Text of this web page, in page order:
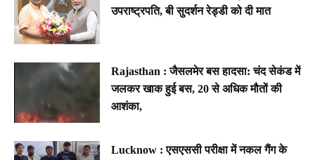
उपराष्ट्रपति, बी सुदर्शन रेड्डी को दी मात
Rajasthan : जैसलमेर बस हादसा: चंद सेकंड में
जलकर खाक हुई बस, 20 से अधिक मौतों की
आशंका,
Lucknow : एसएससी परीक्षा में नकल गैंग के